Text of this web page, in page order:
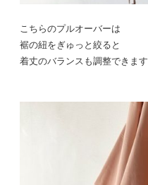
こちらのプルオーバーは
裾の紐をぎゅっと絞ると
着丈のバランスも調整できます